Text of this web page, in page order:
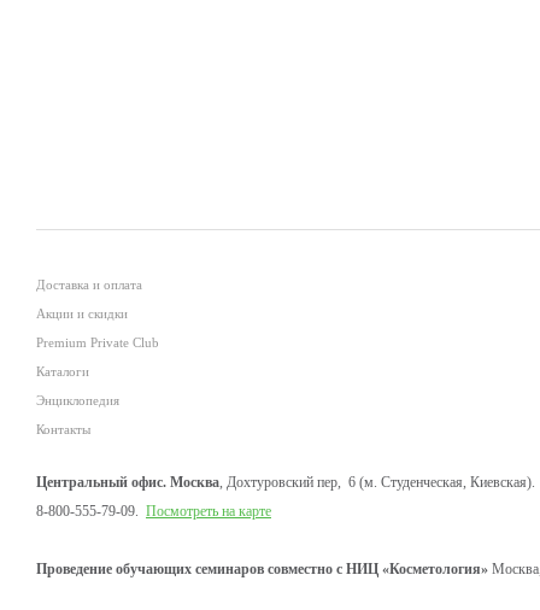
Доставка и оплата
Акции и скидки
Premium Private Club
Каталоги
Энциклопедия
Контакты
Центральный офис. Москва, Дохтуровский пер, 6 (м. Студенческая, Киевская).
8-800-555-79-09. Посмотреть на карте
Проведение обучающих семинаров совместно с НИЦ «Косметология»